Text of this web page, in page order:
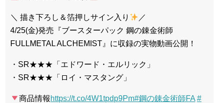
＼ 描き下ろし＆箔押しサイン入り
／
4/25(金)発売『ブースターパック 鋼の錬金術師
FULLMETAL ALCHEMIST』に収録の実物動画公開！
・SR★★★「エドワード・エルリック」
・SR★★★「ロイ・マスタング」
商品情報 https://t.co/4W1tpdp9Pm#鋼の錬金術師FA #